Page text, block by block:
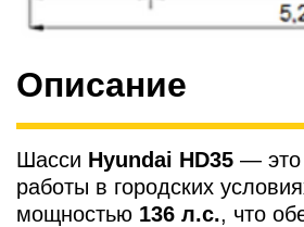
Описание
Шасси Hyundai HD35 — это
работы в городских
мощностью 136 л.с., что